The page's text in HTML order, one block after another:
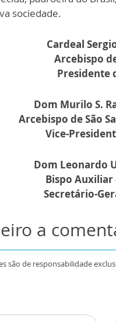
sociedade.
Cardeal
Arcebispo
Presidente
Dom Murilo S.
Arcebispo de São
Vice-
Dom Leonardo
Bispo Auxiliar
Secretário-
a
são de responsabilidade